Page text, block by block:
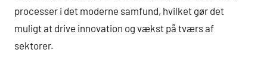
processer i det moderne samfund, hvilket gør det
muligt at drive innovation og vækst på tværs af
sektorer.